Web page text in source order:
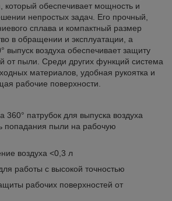
обеспечивает мощность и
непростых задач. Его прочный,
сплава и компактный размер
в обращении и эксплуатации, а
выпуск воздуха обеспечивает защиту
от пыли. Среди других функций система
материалов, удобная рукоятка и
рабочие поверхности.
360° патрубок для выпуска воздуха
попадания пыли на рабочую
воздуха <0,3 л
работы с высокой точностью
рабочих поверхностей от